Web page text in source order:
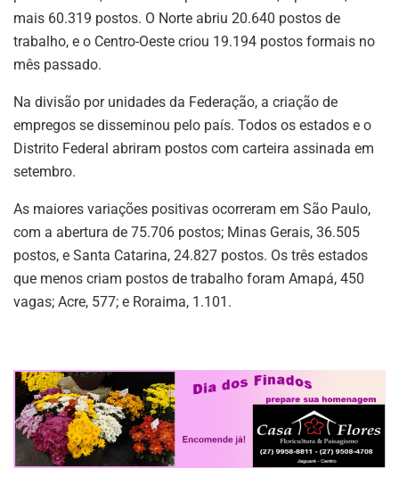
mais 60.319 postos. O Norte abriu 20.640 postos de
trabalho, e o Centro-Oeste criou 19.194 postos formais no
mês passado.
Na divisão por unidades da Federação, a criação de
empregos se disseminou pelo país. Todos os estados e o
Distrito Federal abriram postos com carteira assinada em
setembro.
As maiores variações positivas ocorreram em São Paulo,
com a abertura de 75.706 postos; Minas Gerais, 36.505
postos, e Santa Catarina, 24.827 postos. Os três estados
que menos criam postos de trabalho foram Amapá, 450
vagas; Acre, 577; e Roraima, 1.101.